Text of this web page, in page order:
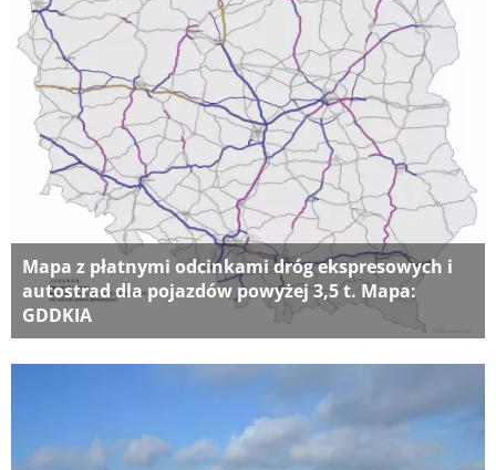
Mapa z płatnymi odcinkami dróg ekspresowych i
autostrad dla pojazdów powyżej 3,5 t. Mapa:
GDDKIA